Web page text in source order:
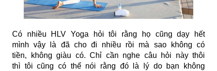
Có nhiều HLV Yoga hỏi tôi rằng họ cũng dạy hết
mình vậy là đã cho đi nhiều rồi mà sao không có
tiền, không giàu có. Chỉ cần nghe câu hỏi này thôi
thì tôi cũng có thể nói rằng đó là lý do bạn không